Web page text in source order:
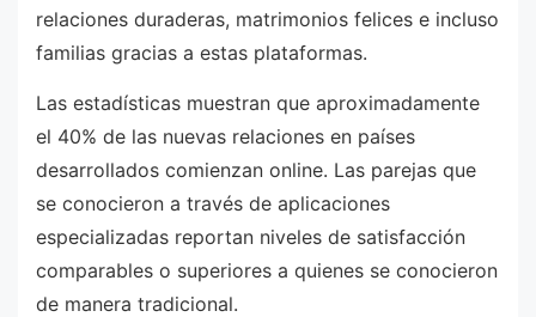
relaciones duraderas, matrimonios felices e incluso
familias gracias a estas plataformas.
Las estadísticas muestran que aproximadamente
el 40% de las nuevas relaciones en países
desarrollados comienzan online. Las parejas que
se conocieron a través de aplicaciones
especializadas reportan niveles de satisfacción
comparables o superiores a quienes se conocieron
de manera tradicional.